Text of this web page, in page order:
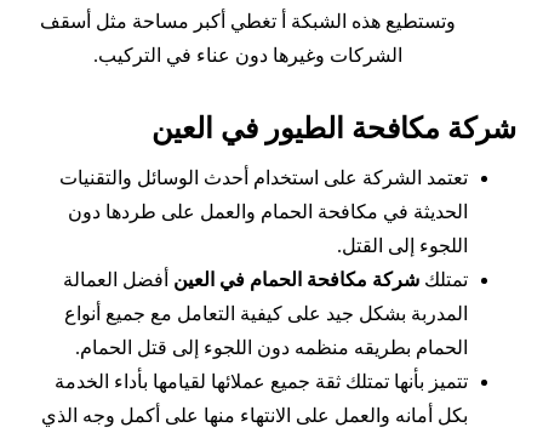
وتستطيع هذه الشبكة أ تغطي أكبر مساحة مثل أسقف
الشركات وغيرها دون عناء في التركيب.
شركة مكافحة الطيور في العين
تعتمد الشركة على استخدام أحدث الوسائل والتقنيات
الحديثة في مكافحة الحمام والعمل على طردها دون
اللجوء إلى القتل.
تمتلكشركة مكافحة الحمام في العين أفضل العمالة
المدربة بشكل جيد على كيفية التعامل مع جميع أنواع
الحمام بطريقه منظمه دون اللجوء إلى قتل الحمام.
تتميز بأنها تمتلك ثقة جميع عملائها لقيامها بأداء الخدمة
بكل أمانه والعمل على الانتهاء منها على أكمل وجه الذي